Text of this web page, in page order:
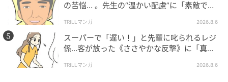
の苦悩… 。先生の“温かい配慮”に「素敵です
TRILLマンガ 2026.8.6
スーパーで「遅い！」と先輩に叱られるレジ
係…客が放った《ささやかな反撃》に「真似
TRILLマンガ 2026.8.6